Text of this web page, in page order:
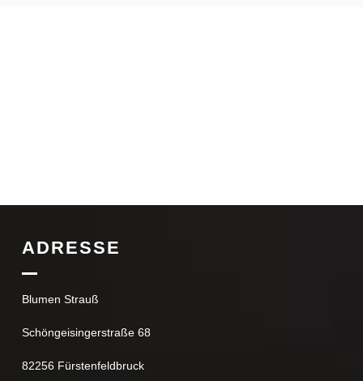
ADRESSE
Blumen Strauß
Schöngeisingerstraße 68
82256 Fürstenfeldbruck